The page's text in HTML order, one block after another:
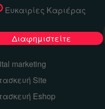
Ευκαιρίες Καριέρας
Διαφημιστείτε
marketing
Site
Eshop